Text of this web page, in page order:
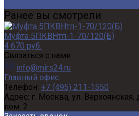
Ранее вы смотрели
Муфта 5ПКВНтп-1-70/120(Б)
4 670 руб.
Связаться с нами
info@mirs24.ru
Главный офис
Телефон: +7 (495) 211-1550
Адрес: г. Москва, ул. Верхоянская,
пом. 2